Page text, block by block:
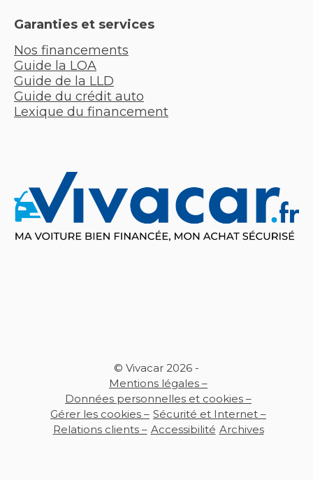
Garanties et services
Nos financements
Guide la LOA
Guide de la LLD
Guide du crédit auto
Lexique du financement
© Vivacar 2026 -
Mentions légales –
Données personnelles et cookies –
Gérer les cookies – Sécurité et Internet –
Relations clients – Accessibilité Archives